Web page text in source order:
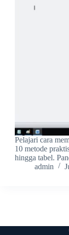
Pelajari cara
10 metode
hingga tabel.
admin